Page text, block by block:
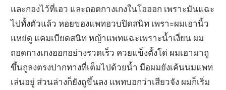
และกองไว้ที่เอว และถอดกางเกงในโอออก เพราะมันแฉะ
ไปทั้งตัวแล้ว หอยของแพทอวบปิดสนิท เพราะผมเอานิ้ว
แหย่ดู แคมเบียดสนิท หญ้าแพทแฉะเพราะน้ำเงี่ยน ผม
ถอดกางเกงออกอย่างรวดเร็ว ควยแข็งตั้งโด่ ผมเอามาถู
ขึ้นถูลงตรงปากทางที่เต็มไปด้วยน้ำ มือผมยังเค้นนมแพท
เล่นอยู่ ส่วนล่างก็ยังถูขึ้นลง แพทบอกว่าเสียวจัง ผมก็เริ่ม